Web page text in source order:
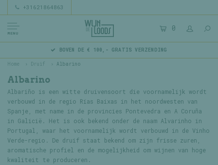
+31621864863
MENU
0
BOVEN DE € 100,- GRATIS VERZENDING
Home Druif Albarino
Albarino
Albariño is een witte druivensoort die voornamelijk wordt
verbouwd in de regio Rías Baixas in het noordwesten van
Spanje, met name in de provincies Pontevedra en A Coruña
in Galicië. Het is ook bekend onder de naam Alvarinho in
Portugal, waar het voornamelijk wordt verbouwd in de Vinho
Verde-regio. De druif staat bekend om zijn frisse zuren,
aromatische profiel en de mogelijkheid om wijnen van hoge
kwaliteit te produceren.